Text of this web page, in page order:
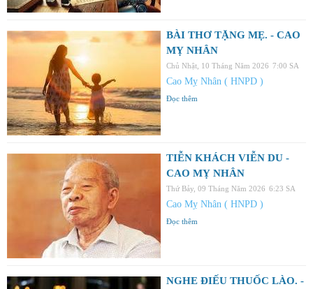
BÀI THƠ TẶNG MẸ. - CAO
MỴ NHÂN
Chủ Nhật, 10 Tháng Năm 2026 7:00 SA
Cao Mỵ Nhân ( HNPD )
Đọc thêm
TIỄN KHÁCH VIỄN DU -
CAO MỴ NHÂN
Thứ Bảy, 09 Tháng Năm 2026 6:23 SA
Cao Mỵ Nhân ( HNPD )
Đọc thêm
NGHE ĐIẾU THUỐC LÀO. -